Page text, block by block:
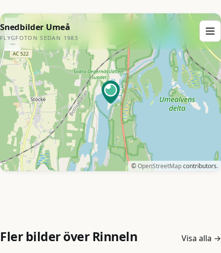
Fler bilder över Rinneln Visa alla →